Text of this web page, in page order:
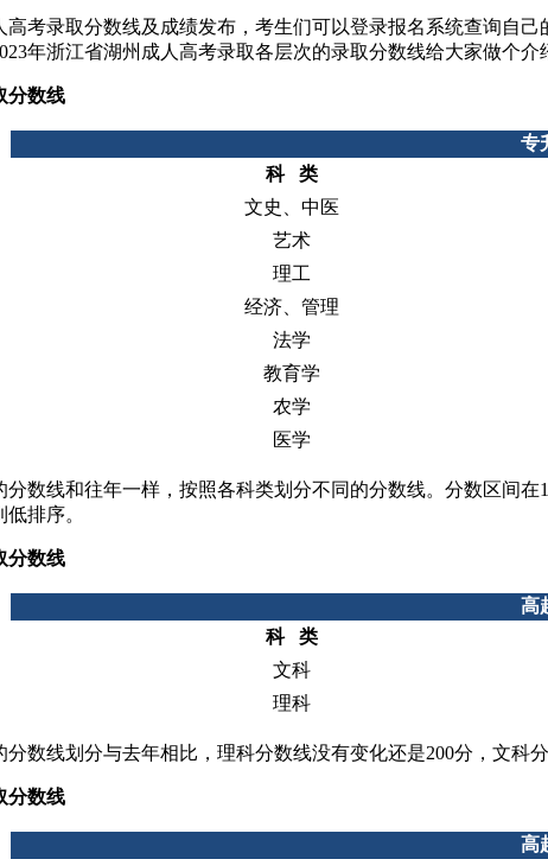
录取分数线及成绩发布，考生们可以登录报名系统查询自
年浙江省湖州成人高考录取各层次的录取分数线给大家做个介
分数线
专
科 类
文史、中医
艺术
理工
经济、管理
法学
教育学
农学
医学
线和往年一样，按照各科类划分不同的分数线。分数区间在
排序。
分数线
高
科 类
文科
理科
线划分与去年相比，理科分数线没有变化还是200分，文科分
分数线
高